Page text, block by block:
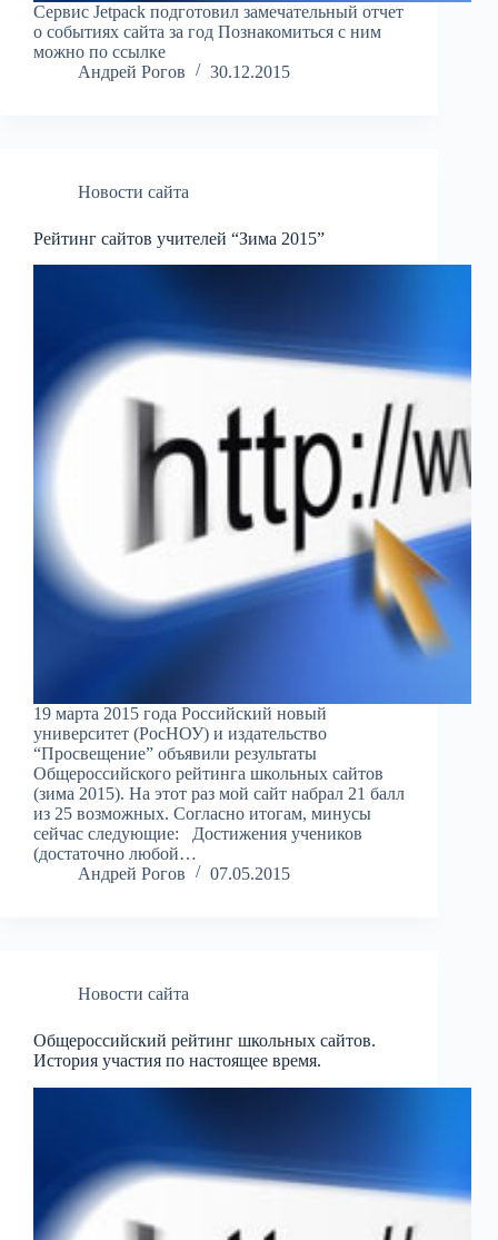
Сервис Jetpack подготовил замечательный отчет
о событиях сайта за год Познакомиться с ним
можно по ссылке
Андрей Рогов
30.12.2015
Новости сайта
Рейтинг сайтов учителей “Зима 2015”
19 марта 2015 года Российский новый
университет (РосНОУ) и издательство
“Просвещение” объявили результаты
Общероссийского рейтинга школьных сайтов
(зима 2015). На этот раз мой сайт набрал 21 балл
из 25 возможных. Согласно итогам, минусы
сейчас следующие: Достижения учеников
(достаточно любой…
Андрей Рогов
07.05.2015
Новости сайта
Общероссийский рейтинг школьных сайтов.
История участия по настоящее время.